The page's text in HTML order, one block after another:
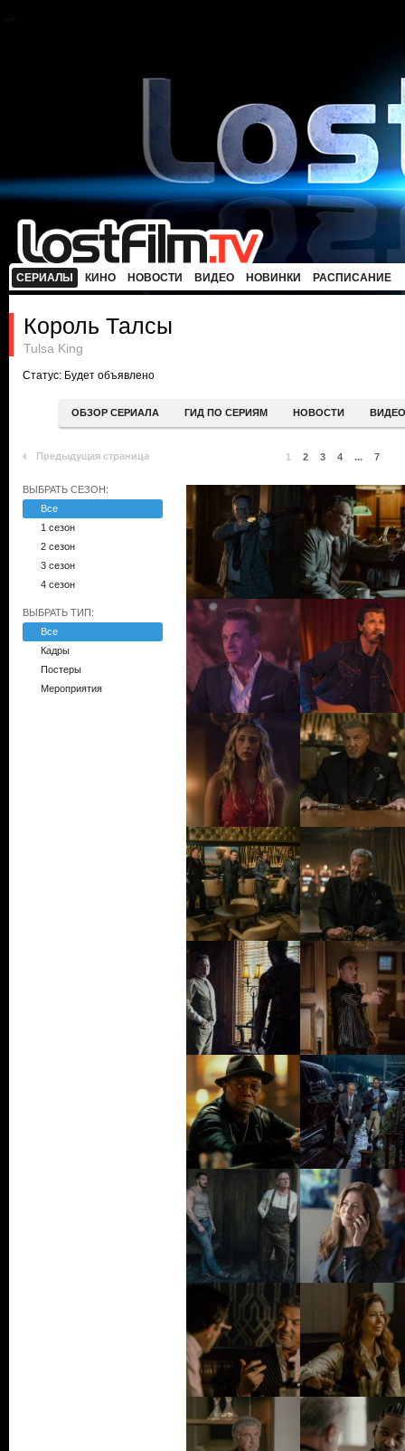
СЕРИАЛЫ КИНО НОВОСТИ ВИДЕО НОВИНКИ РАСПИСАНИЕ
Король Талсы
Tulsa King
Статус: Будет объявлено
ОБЗОР СЕРИАЛА ГИД ПО СЕРИЯМ НОВОСТИ ВИДЕО
Предыдущая страница 1 2 3 4 ... 7
ВЫБРАТЬ СЕЗОН:
Все
1 сезон
2 сезон
3 сезон
4 сезон
ВЫБРАТЬ ТИП:
Все
Кадры
Постеры
Мероприятия